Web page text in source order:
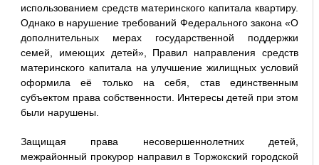
использованием средств материнского капитала квартиру.
Однако в нарушение требований Федерального закона «О
дополнительных мерах государственной поддержки
семей, имеющих детей», Правил направления средств
материнского капитала на улучшение жилищных условий
оформила её только на себя, став единственным
субъектом права собственности. Интересы детей при этом
были нарушены.
Защищая права несовершеннолетних детей,
межрайонный прокурор направил в Торжокский городской